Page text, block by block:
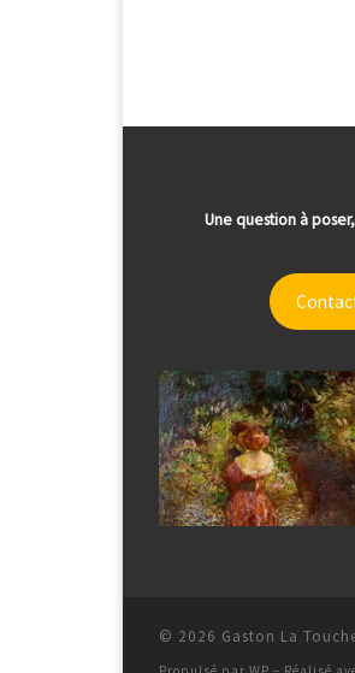
Une question à
© 2026 Gaston La